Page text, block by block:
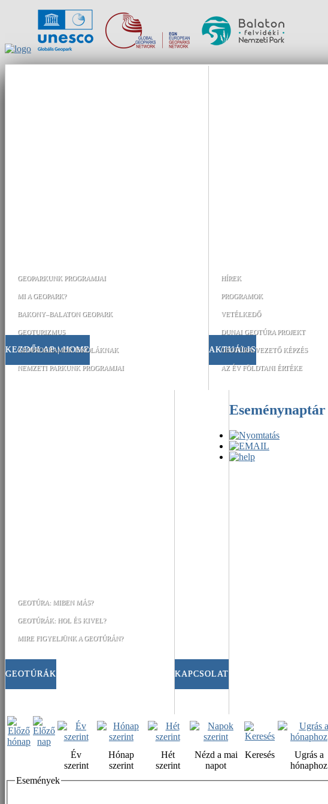
KEZDŐLAP | HOME
GEOPARKUNK PROGRAMJAI
MI A GEOPARK?
BAKONY–BALATON GEOPARK
GEOTURIZMUS
GEOPROGRAMOK ISKOLÁKNAK
NEMZETI PARKUNK PROGRAMJAI
AKTUÁLIS
HÍREK
PROGRAMOK
VETÉLKEDŐ
DUNAI GEOTÚRA PROJEKT
GEOTÚRA-VEZETŐ KÉPZÉS
AZ ÉV FÖLDTANI ÉRTÉKE
GEOTÚRÁK
GEOTÚRA: MIBEN MÁS?
GEOTÚRÁK: HOL ÉS KIVEL?
MIRE FIGYELJÜNK A GEOTÚRÁN?
KAPCSOLAT
Eseménynaptár
Év
szerint
Hónap
szerint
Hét
szerint
Nézd a mai
napot
Keresés
Ugrás a
hónaphoz
Események